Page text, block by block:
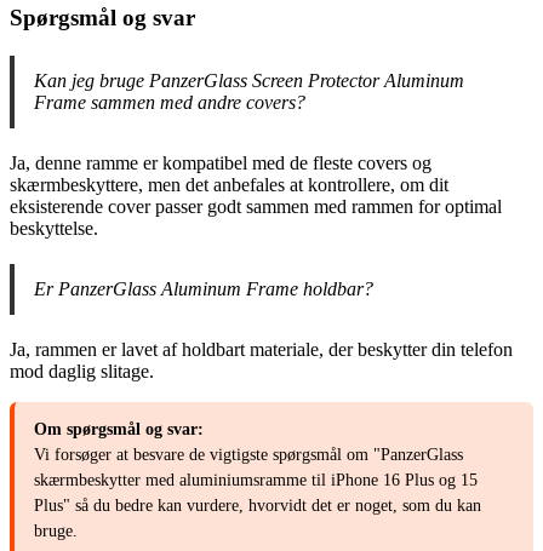
Spørgsmål og svar
Kan jeg bruge PanzerGlass Screen Protector Aluminum
Frame sammen med andre covers?
Ja, denne ramme er kompatibel med de fleste covers og
skærmbeskyttere, men det anbefales at kontrollere, om dit
eksisterende cover passer godt sammen med rammen for optimal
beskyttelse.
Er PanzerGlass Aluminum Frame holdbar?
Ja, rammen er lavet af holdbart materiale, der beskytter din telefon
mod daglig slitage.
Om spørgsmål og svar:
Vi forsøger at besvare de vigtigste spørgsmål om "PanzerGlass
skærmbeskytter med aluminiumsramme til iPhone 16 Plus og 15
Plus" så du bedre kan vurdere, hvorvidt det er noget, som du kan
bruge.